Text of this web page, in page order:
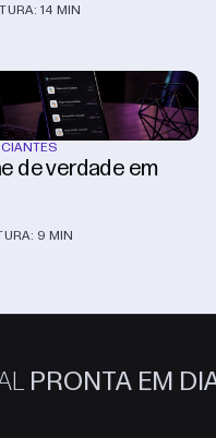
14 MIN
de verdade em
9 MIN
EM DIAS.NÃO